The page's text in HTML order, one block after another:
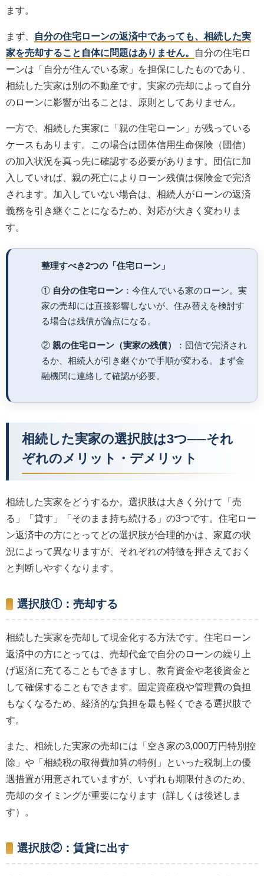
ます。
まず、
自分の住宅ローンの返済中であっても、相続した実
家を売却すること自体に問題はありません。
自分の住宅ロ
ーンは「自分が住んでいる家」を担保にしたものであり、
相続した実家は別の不動産です。実家の売却によって自分
のローンに影響が出ることは、原則としてありません。
一方で、相続した実家に「親の住宅ローン」が残っている
ケースもあります。この場合は団体信用生命保険（団信）
の加入状況を真っ先に確認する必要があります。団信に加
入していれば、親の死亡によりローン残債は保険金で完済
されます。加入していない場合は、相続人がローンの返済
義務を引き継ぐことになるため、対応が大きく変わりま
す。
整理すべき2つの「住宅ローン」
① 自分の住宅ローン ：今住んでいる家のローン。実
家の売却には直接影響しないが、住み替えを検討す
る場合は残債が論点になる。
② 親の住宅ローン（実家の残債）
：団信で完済され
るか、相続人が引き継ぐかで手順が変わる。まず金
融機関に連絡して確認が必要。
相続した実家の選択肢は3つ──それ
ぞれのメリット・デメリット
相続した実家をどうするか。選択肢は大きく分けて「売
る」「貸す」「そのまま持ち続ける」の3つです。住宅ロー
ン返済中の方にとってどの選択肢が合理的かは、家庭の状
況によって異なりますが、それぞれの特徴を押さえておく
と判断しやすくなります。
選択肢①：売却する
相続した実家を売却して現金化する方法です。住宅ローン
返済中の方にとっては、売却代金で自分のローンの繰り上
げ返済に充てることもできますし、教育資金や老後資金と
して確保することもできます。固定資産税や管理費の負担
もなくなるため、経済的な負担を最も軽くできる選択肢で
す。
また、相続した実家の売却には「空き家の3,000万円特別控
除」や「相続税の取得費加算の特例」といった税制上の優
遇措置が用意されていますが、いずれも期限付きのため、
売却のタイミングが重要になります（詳しくは後述しま
す）。
選択肢②：賃貸に出す